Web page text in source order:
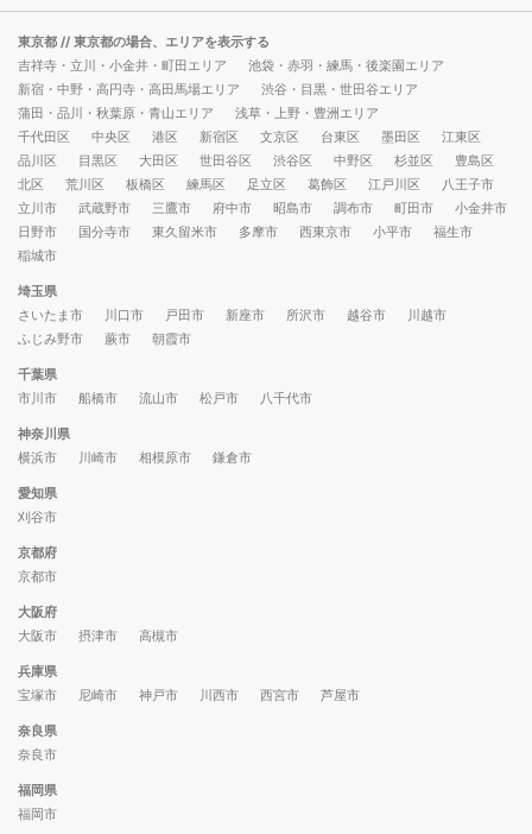
東京都 // 東京都の場合、エリアを表示する
吉祥寺・立川・小金井・町田エリア
池袋・赤羽・練馬・後楽園エリア
新宿・中野・高円寺・高田馬場エリア
渋谷・目黒・世田谷エリア
蒲田・品川・秋葉原・青山エリア
浅草・上野・豊洲エリア
千代田区
中央区 港区 新宿区 文京区 台東区 墨田区
江東区
品川区
目黒区 大田区 世田谷区 渋谷区 中野区 杉並区
豊島区
北区
荒川区 板橋区 練馬区 足立区 葛飾区 江戸川区
八王子市
立川市
武蔵野市 三鷹市 府中市 昭島市 調布市 町田市
小金井市
日野市
国分寺市 東久留米市 多摩市 西東京市 小平市
福生市
稲城市
埼玉県
さいたま市
川口市 戸田市 新座市 所沢市 越谷市
川越市
ふじみ野市
蕨市 朝霞市
千葉県
市川市
船橋市 流山市 松戸市 八千代市
神奈川県
横浜市
川崎市 相模原市 鎌倉市
愛知県
刈谷市
京都府
京都市
大阪府
大阪市
摂津市 高槻市
兵庫県
宝塚市
尼崎市 神戸市 川西市 西宮市 芦屋市
奈良県
奈良市
福岡県
福岡市